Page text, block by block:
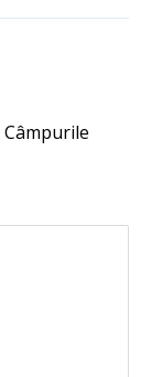
Câmpurile